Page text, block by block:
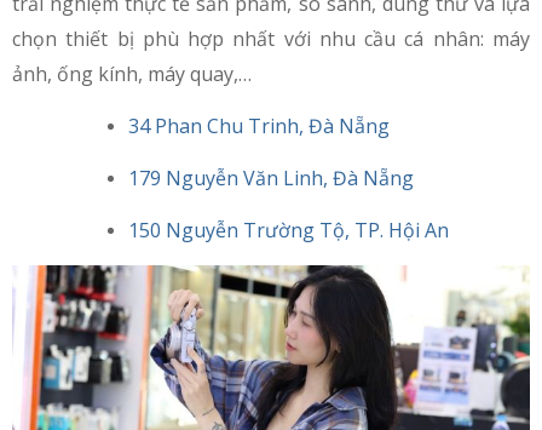
chọn thiết bị phù hợp nhất với nhu cầu cá nhân: máy
ảnh, ống kính, máy quay,…
34 Phan Chu Trinh, Đà Nẵng
179 Nguyễn Văn Linh, Đà Nẵng
150 Nguyễn Trường Tộ, TP. Hội An